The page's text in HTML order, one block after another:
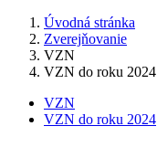
Úvodná stránka
Zverejňovanie
VZN
VZN do roku 2024
VZN
VZN do roku 2024